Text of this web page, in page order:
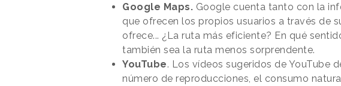
Google Maps. Google cuenta tanto con la
que ofrecen los propios usuarios a través de
ofrece... ¿La ruta más eficiente? En qué
también sea la ruta menos sorprendente.
YouTube. Los vídeos sugeridos de YouTube
número de reproducciones, el consumo